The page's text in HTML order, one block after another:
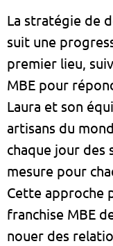
La stratégie de
suit une
premier lieu,
MBE pour
Laura et son
artisans du
chaque jour des
mesure pour
Cette approche
franchise MBE
nouer des